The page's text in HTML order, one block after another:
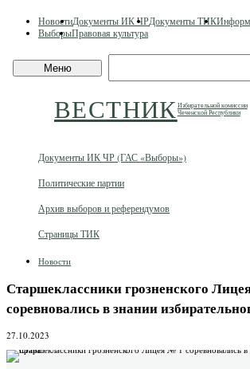
content
НовостиДокументы ИК ЧРДокументы ТИК
ВыборыПравовая культура
Меню
ВЕСТНИКИзбирательной комиссии
Чеченской Республики
сайту
Документы ИК ЧР (ГАС «Выборы»)
Политические партии
Архив выборов и референдумов
Страницы ТИК
Новости
Старшеклассники грозненского
соревновались в знании
27.10.2023